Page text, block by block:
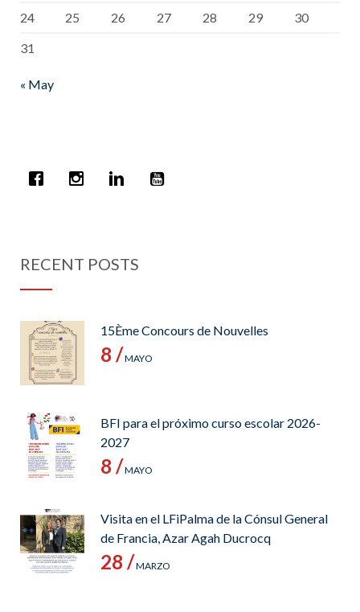
24 25 26 27 28 29
30
31
« May
RECENT POSTS
15Ème Concours de Nouvelles
8 /MAYO
BFI para el próximo curso escolar 2026-
2027
8 /MAYO
Visita en el LFiPalma de la Cónsul General
de Francia, Azar Agah Ducrocq
28 /MARZO